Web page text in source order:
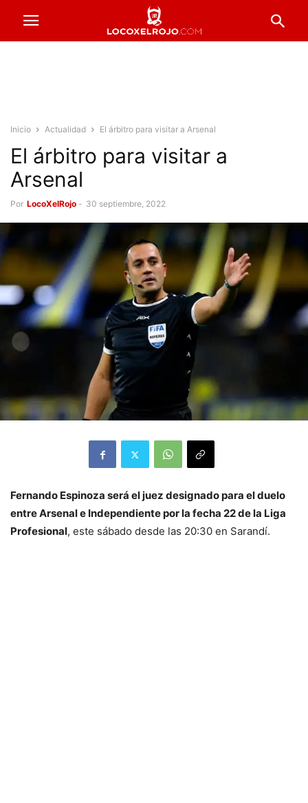
Inicio Actualidad El árbitro para visitar a Arsenal
El árbitro para visitar a
Arsenal
Por LocoXelRojo - 30 septiembre, 2022
Fernando Espinoza será el juez designado para el duelo
entre Arsenal e Independiente por la fecha 22 de la Liga
Profesional, este sábado desde las 20:30 en Sarandí.